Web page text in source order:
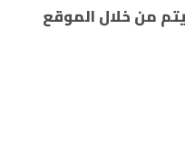
من خلال الموقع